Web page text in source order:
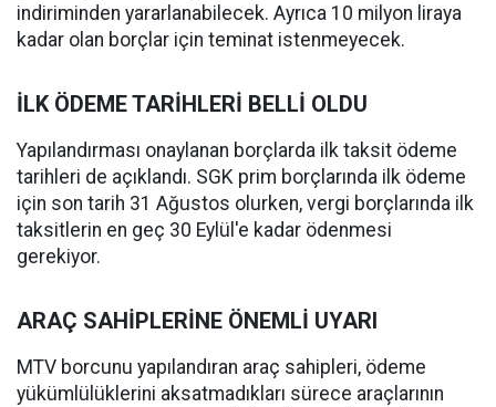
indiriminden yararlanabilecek. Ayrıca 10 milyon liraya
kadar olan borçlar için teminat istenmeyecek.
İLK ÖDEME TARİHLERİ BELLİ OLDU
Yapılandırması onaylanan borçlarda ilk taksit ödeme
tarihleri de açıklandı. SGK prim borçlarında ilk ödeme
için son tarih 31 Ağustos olurken, vergi borçlarında ilk
taksitlerin en geç 30 Eylül'e kadar ödenmesi
gerekiyor.
ARAÇ SAHİPLERİNE ÖNEMLİ UYARI
MTV borcunu yapılandıran araç sahipleri, ödeme
yükümlülüklerini aksatmadıkları sürece araçlarının